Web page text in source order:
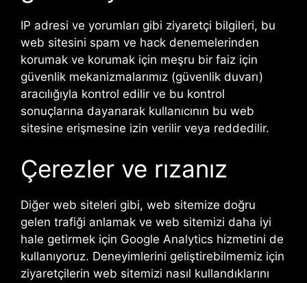
IP adresi ve yorumları gibi ziyaretçi bilgileri, bu
web sitesini spam ve hack denemelerinden
korumak ve korumak için meşru bir faiz için
güvenlik mekanizmalarımız (güvenlik duvarı)
aracılığıyla kontrol edilir ve bu kontrol
sonuçlarına dayanarak kullanıcının bu web
sitesine erişmesine izin verilir veya reddedilir.
Çerezler ve rızanız
Diğer web siteleri gibi, web sitemize doğru
gelen trafiği anlamak ve web sitemizi daha iyi
hale getirmek için Google Analytics hizmetini de
kullanıyoruz. Deneyimlerini geliştirebilmemiz için
ziyaretçilerin web sitemizi nasıl kullandıklarını